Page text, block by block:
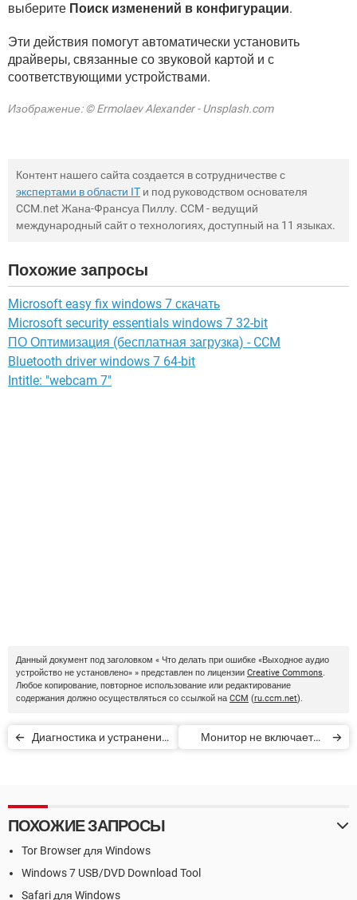
выберите Поиск изменений в конфигурации.
Эти действия помогут автоматически установить
драйверы, связанные со звуковой картой и с
соответствующими устройствами.
Изображение: © Ermolaev Alexander - Unsplash.com
Контент нашего сайта создается в сотрудничестве с
экспертами в области IT и под руководством основателя
CCM.net Жана-Франсуа Пиллу. CCM - ведущий
международный сайт о технологиях, доступный на 11 языках.
Похожие запросы
Microsoft easy fix windows 7 скачать
Microsoft security essentials windows 7 32-bit
ПО Оптимизация (бесплатная загрузка) - CCM
Bluetooth driver windows 7 64-bit
Intitle: "webcam 7"
Данный документ под заголовком « Что делать при ошибке «Выходное аудио
устройство не установлено» » представлен по лицензии Creative Commons.
Любое копирование, повторное использование или редактирование
содержания должно осуществляться со ссылкой на CCM (ru.ccm.net).
Диагностика и устранение
Монитор не включается
ПОХОЖИЕ ЗАПРОСЫ
Tor Browser для Windows
Windows 7 USB/DVD Download Tool
Safari для Windows